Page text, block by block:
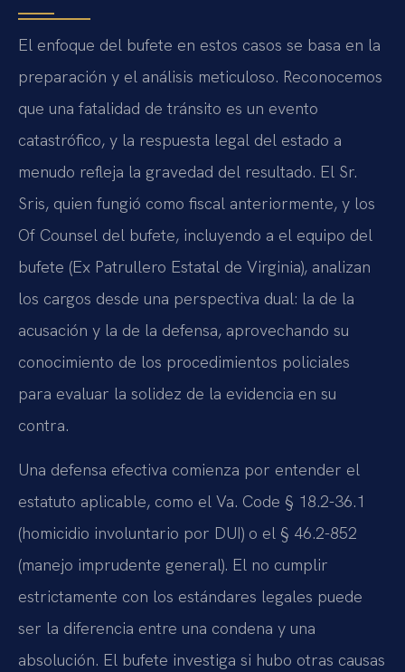
El enfoque del bufete en estos casos se basa en la
preparación y el análisis meticuloso. Reconocemos
que una fatalidad de tránsito es un evento
catastrófico, y la respuesta legal del estado a
menudo refleja la gravedad del resultado. El Sr.
Sris, quien fungió como fiscal anteriormente, y los
Of Counsel del bufete, incluyendo a el equipo del
bufete (Ex Patrullero Estatal de Virginia), analizan
los cargos desde una perspectiva dual: la de la
acusación y la de la defensa, aprovechando su
conocimiento de los procedimientos policiales
para evaluar la solidez de la evidencia en su
contra.
Una defensa efectiva comienza por entender el
estatuto aplicable, como el Va. Code § 18.2-36.1
(homicidio involuntario por DUI) o el § 46.2-852
(manejo imprudente general). El no cumplir
estrictamente con los estándares legales puede
ser la diferencia entre una condena y una
absolución. El bufete investiga si hubo otras causas